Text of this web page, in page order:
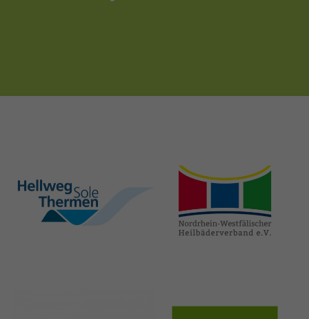
hellweg-sole-
thermen.de
heilbaeder.de